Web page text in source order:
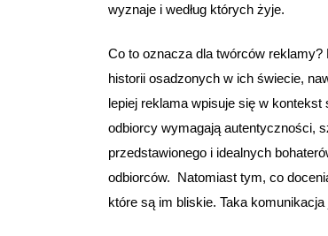
wyznaje i według których żyje.
Co to oznacza dla twórców
historii osadzonych w ich świecie,
lepiej reklama wpisuje się w
odbiorcy wymagają autentyczności,
przedstawionego i idealnych
odbiorców. Natomiast tym, co
które są im bliskie. Taka